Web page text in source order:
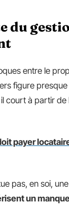
du
entre le
figure
court à partir
payer
pas, en soi,
un